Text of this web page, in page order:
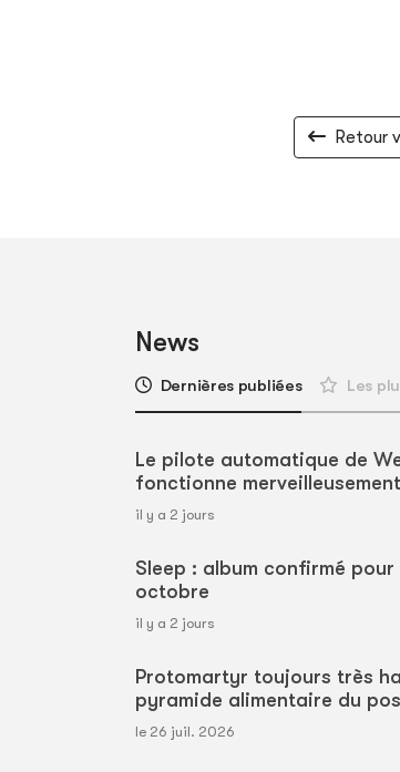
Retour
News
Dernières publiées Les
Le pilote automatique de
fonctionne
il y a 2 jours
Sleep : album confirmé
octobre
il y a 2 jours
Protomartyr toujours très
pyramide alimentaire du
le 26 juil. 2026